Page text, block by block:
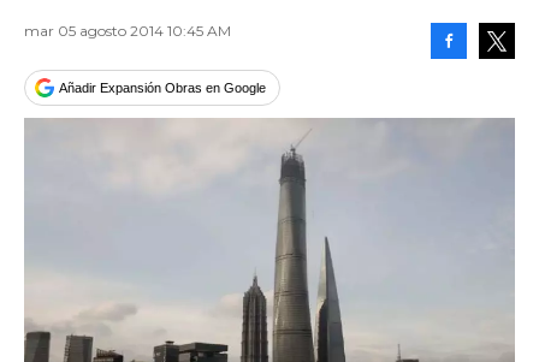
mar 05 agosto 2014 10:45 AM
Añadir Expansión Obras en Google